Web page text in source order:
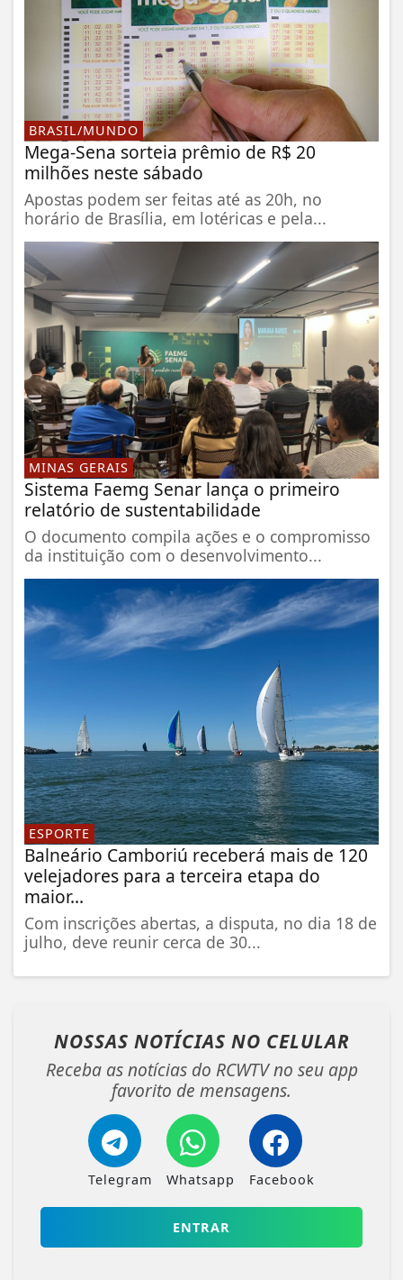
BRASIL/MUNDO
Mega-Sena sorteia prêmio de R$ 20
milhões neste sábado
Apostas podem ser feitas até as 20h, no
horário de Brasília, em lotéricas e pela...
MINAS GERAIS
Sistema Faemg Senar lança o primeiro
relatório de sustentabilidade
O documento compila ações e o compromisso
da instituição com o desenvolvimento...
ESPORTE
Balneário Camboriú receberá mais de 120
velejadores para a terceira etapa do
maior...
Com inscrições abertas, a disputa, no dia 18 de
julho, deve reunir cerca de 30...
NOSSAS NOTÍCIAS NO CELULAR
Receba as notícias do RCWTV no seu app
favorito de mensagens.
Telegram Whatsapp Facebook
ENTRAR